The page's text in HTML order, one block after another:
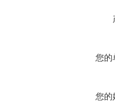
您的
您的